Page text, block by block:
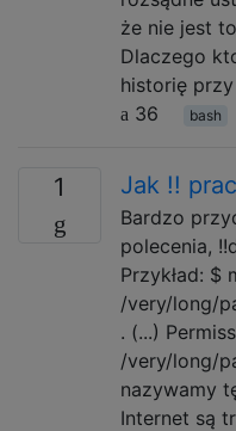
że nie jest
Dlaczego
historię
36
bash
1 Jak !!
Bardzo
polecenia,
Przykład: $
/very/long/
. (...)
/very/long/
nazywamy
Internet są